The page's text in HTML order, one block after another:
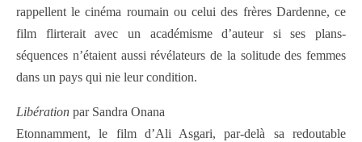
rappellent le cinéma roumain ou celui des frères Dardenne, ce
film flirterait avec un académisme d’auteur si ses plans-
séquences n’étaient aussi révélateurs de la solitude des femmes
dans un pays qui nie leur condition.
Libération par Sandra Onana
Etonnamment, le film d’Ali Asgari, par-delà sa redoutable